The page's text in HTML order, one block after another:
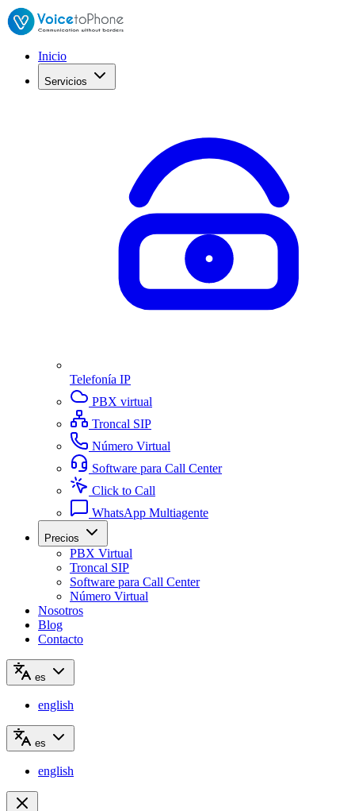
Inicio
Servicios
Telefonía IP
PBX virtual
Troncal SIP
Número Virtual
Software para Call Center
Click to Call
WhatsApp Multiagente
Precios
PBX Virtual
Troncal SIP
Software para Call Center
Número Virtual
Nosotros
Blog
Contacto
es
english
es
english